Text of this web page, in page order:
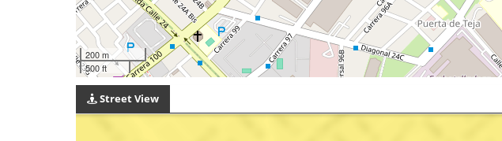
200 m
500 ft
Street View